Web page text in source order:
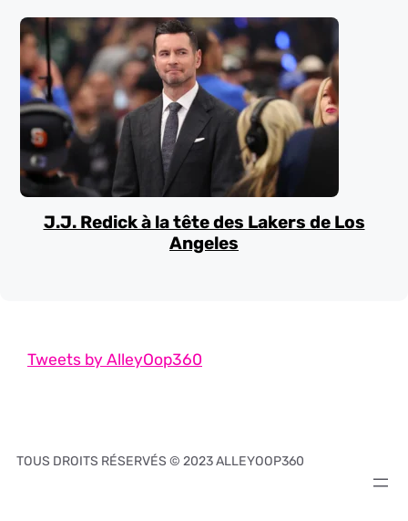
J.J. Redick à la tête des Lakers de Los
Angeles
Tweets by AlleyOop360
TOUS DROITS RÉSERVÉS © 2023 ALLEYOOP360